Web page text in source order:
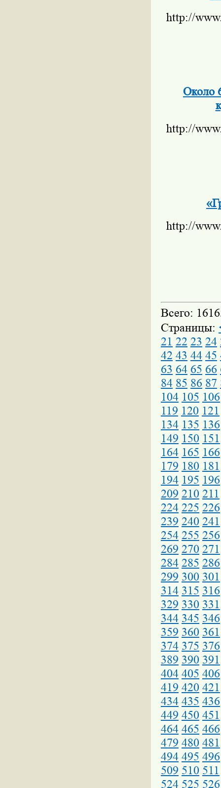
http://
Около
http://
http://
Всего:
Страницы:
21 22 23 24
42 43 44 45
63 64 65 66
84 85 86 87
104 105 106
119 120 121
134 135 136
149 150 151
164 165 166
179 180 181
194 195 196
209 210 211
224 225 226
239 240 241
254 255 256
269 270 271
284 285 286
299 300 301
314 315 316
329 330 331
344 345 346
359 360 361
374 375 376
389 390 391
404 405 406
419 420 421
434 435 436
449 450 451
464 465 466
479 480 481
494 495 496
509 510 511
524 525 526